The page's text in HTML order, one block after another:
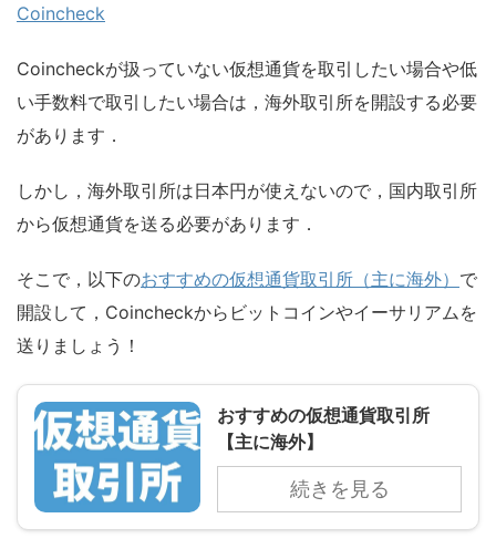
Coincheck
Coincheckが扱っていない仮想通貨を取引したい場合や低
い手数料で取引したい場合は，海外取引所を開設する必要
があります．
しかし，海外取引所は日本円が使えないので，国内取引所
から仮想通貨を送る必要があります．
そこで，以下のおすすめの仮想通貨取引所（主に海外） で
開設して，Coincheckからビットコインやイーサリアムを
送りましょう！
おすすめの仮想通貨取引所
【主に海外】
続きを見る